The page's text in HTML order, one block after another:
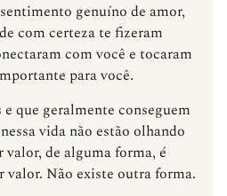
genuíno de amor,
com certeza te fizeram
com você e tocaram
para você.
que geralmente conseguem
vida não estão olhando
valor, de alguma forma, é
valor. Não existe outra forma.